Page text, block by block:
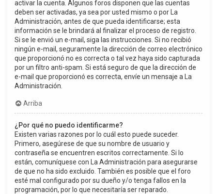
activar la cuenta. Algunos foros disponen que las cuentas
deben ser activadas, ya sea por usted mismo o por La
Administración, antes de que pueda identificarse; esta
información se le brindará al finalizar el proceso de registro.
Si se le envió un e-mail, siga las instrucciones. Si no recibió
ningún e-mail, seguramente la dirección de correo electrónico
que proporcionó no es correcta o tal vez haya sido capturada
por un filtro anti-spam. Si está seguro de que la dirección de
e-mail que proporcionó es correcta, envíe un mensaje a La
Administración.
Arriba
¿Por qué no puedo identificarme?
Existen varias razones por lo cuál esto puede suceder.
Primero, asegúrese de que su nombre de usuario y
contraseña se encuentren escritos correctamente. Si lo
están, comuníquese con La Administración para asegurarse
de que no ha sido excluido. También es posible que el foro
esté mal configurado por su dueño y/o tenga fallos en la
programación, por lo que necesitaría ser reparado.